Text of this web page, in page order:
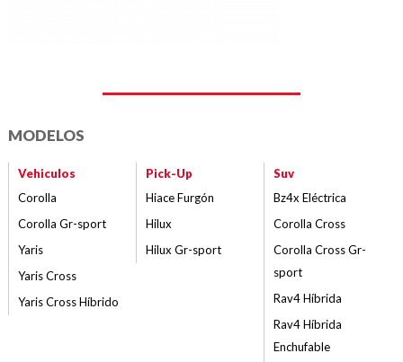
MODELOS
Vehiculos
Corolla
Corolla Gr-sport
Yaris
Yaris Cross
Yaris Cross Híbrido
Pick-Up
Hiace Furgón
Hilux
Hilux Gr-sport
Suv
Bz4x Eléctrica
Corolla Cross
Corolla Cross Gr-
sport
Rav4 Híbrida
Rav4 Híbrida
Enchufable